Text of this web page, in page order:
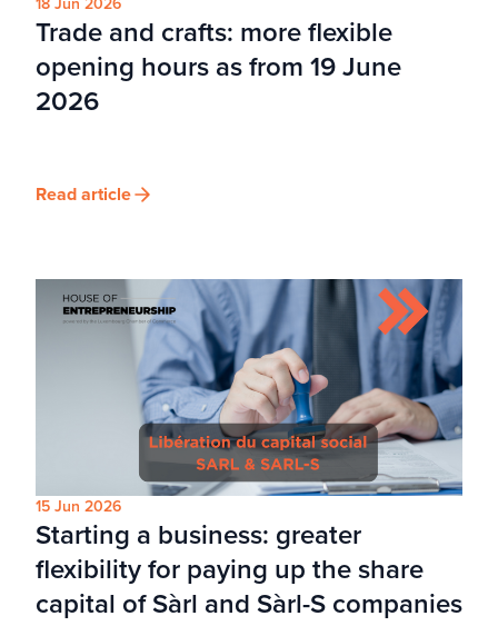
Trade and crafts: more flexible
opening hours as from 19 June
2026
Read article
15 Jun 2026
Starting a business: greater
flexibility for paying up the share
capital of Sàrl and Sàrl-S companies